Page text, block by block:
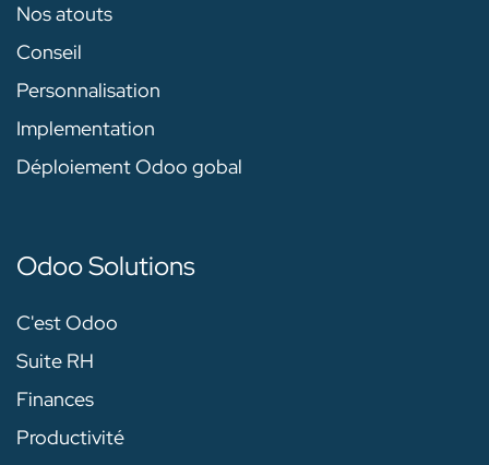
Nos atouts
Conseil
Personnalisation
Implementation
Déploiement Odoo gobal
Odoo Solutions
C'est Odoo
Suite RH
Finances
Productivité